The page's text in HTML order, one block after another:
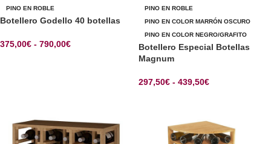
PINO EN ROBLE
Botellero Godello 40 botellas
375,00€ - 790,00€
PINO EN ROBLE
PINO EN COLOR MARRÓN OSCURO
PINO EN COLOR NEGRO/GRAFITO
Botellero Especial Botellas
Magnum
297,50€ - 439,50€